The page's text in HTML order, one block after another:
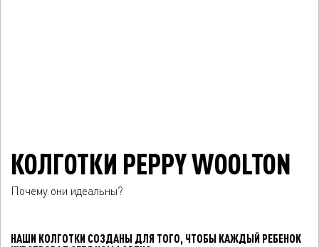
КОЛГОТКИ PEPPY WOOLTON
Почему они идеальны?
НАШИ КОЛГОТКИ СОЗДАНЫ ДЛЯ ТОГО, ЧТОБЫ КАЖДЫЙ РЕБЕНОК